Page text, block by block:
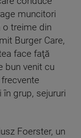
muncitori
o treime din
Burger Care,
face faţă
bun venit cu
grup, sejururi
Foerster, un